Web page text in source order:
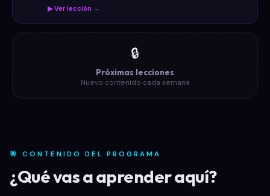
▶ Ver lección →
🔒
Próximas lecciones
Nuevo contenido cada semana
🎯 CONTENIDO DEL PROGRAMA
¿Qué vas a aprender aquí?